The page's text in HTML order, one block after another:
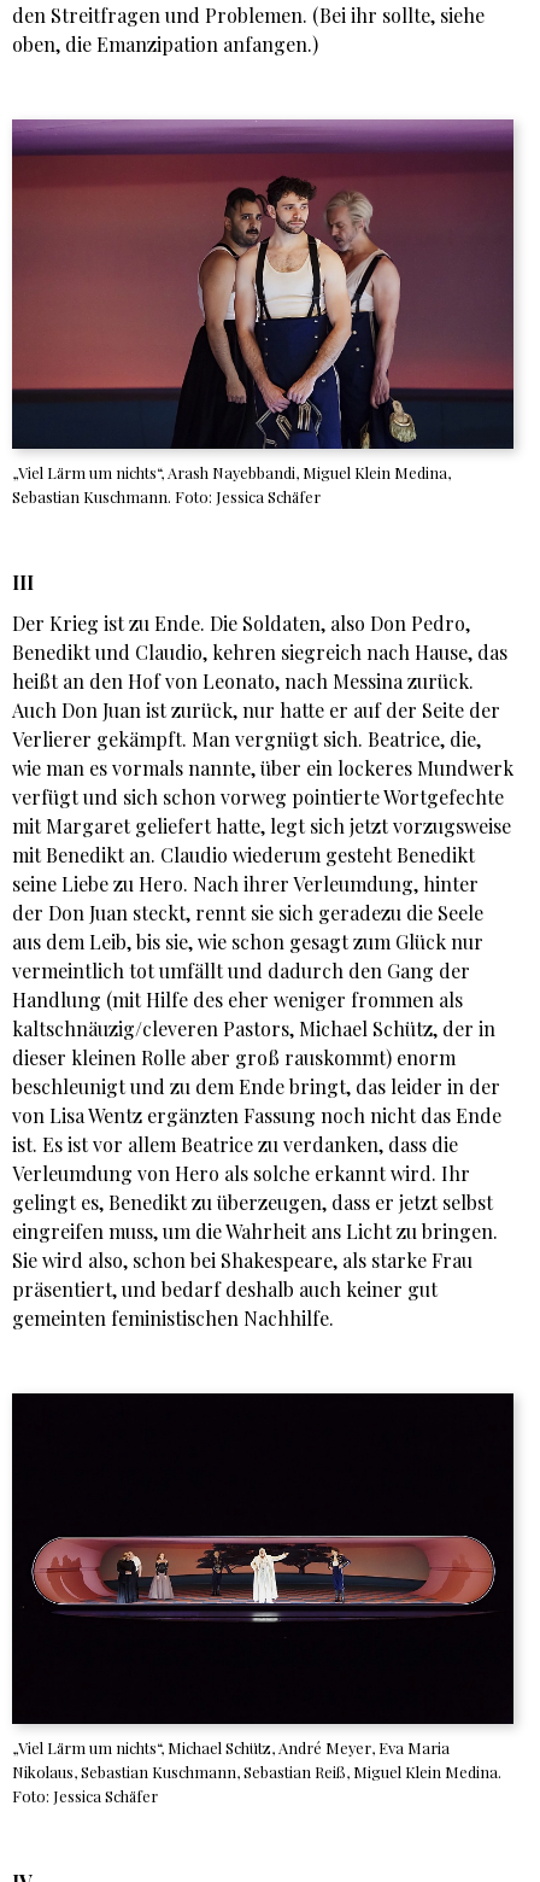
den Streitfragen und Problemen. (Bei ihr sollte, siehe
oben, die Emanzipation anfangen.)
„Viel Lärm um nichts“, Arash Nayebbandi, Miguel Klein Medina,
Sebastian Kuschmann. Foto: Jessica Schäfer
III
Der Krieg ist zu Ende. Die Soldaten, also Don Pedro,
Benedikt und Claudio, kehren siegreich nach Hause, das
heißt an den Hof von Leonato, nach Messina zurück.
Auch Don Juan ist zurück, nur hatte er auf der Seite der
Verlierer gekämpft. Man vergnügt sich. Beatrice, die,
wie man es vormals nannte, über ein lockeres Mundwerk
verfügt und sich schon vorweg pointierte Wortgefechte
mit Margaret geliefert hatte, legt sich jetzt vorzugsweise
mit Benedikt an. Claudio wiederum gesteht Benedikt
seine Liebe zu Hero. Nach ihrer Verleumdung, hinter
der Don Juan steckt, rennt sie sich geradezu die Seele
aus dem Leib, bis sie, wie schon gesagt zum Glück nur
vermeintlich tot umfällt und dadurch den Gang der
Handlung (mit Hilfe des eher weniger frommen als
kaltschnäuzig/cleveren Pastors, Michael Schütz, der in
dieser kleinen Rolle aber groß rauskommt) enorm
beschleunigt und zu dem Ende bringt, das leider in der
von Lisa Wentz ergänzten Fassung noch nicht das Ende
ist. Es ist vor allem Beatrice zu verdanken, dass die
Verleumdung von Hero als solche erkannt wird. Ihr
gelingt es, Benedikt zu überzeugen, dass er jetzt selbst
eingreifen muss, um die Wahrheit ans Licht zu bringen.
Sie wird also, schon bei Shakespeare, als starke Frau
präsentiert, und bedarf deshalb auch keiner gut
gemeinten feministischen Nachhilfe.
„Viel Lärm um nichts“, Michael Schütz, André Meyer, Eva Maria
Nikolaus, Sebastian Kuschmann, Sebastian Reiß, Miguel Klein Medina.
Foto: Jessica Schäfer